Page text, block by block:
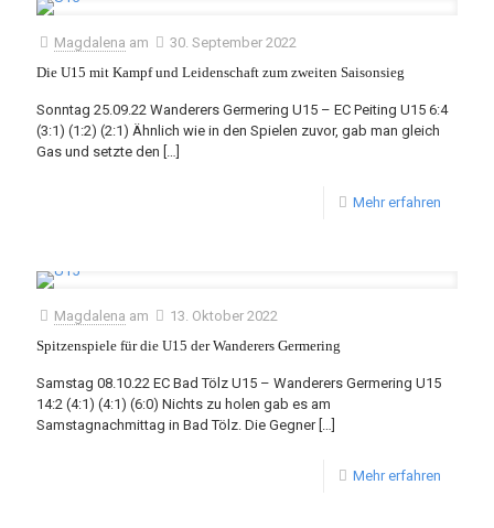
Magdalena am
30. September 2022
Die U15 mit Kampf und Leidenschaft zum zweiten Saisonsieg
Sonntag 25.09.22 Wanderers Germering U15 – EC Peiting U15 6:4
(3:1) (1:2) (2:1) Ähnlich wie in den Spielen zuvor, gab man gleich
Gas und setzte den […]
Mehr erfahren
Magdalena am
13. Oktober 2022
Spitzenspiele für die U15 der Wanderers Germering
Samstag 08.10.22 EC Bad Tölz U15 – Wanderers Germering U15
14:2 (4:1) (4:1) (6:0) Nichts zu holen gab es am
Samstagnachmittag in Bad Tölz. Die Gegner[…]
Mehr erfahren